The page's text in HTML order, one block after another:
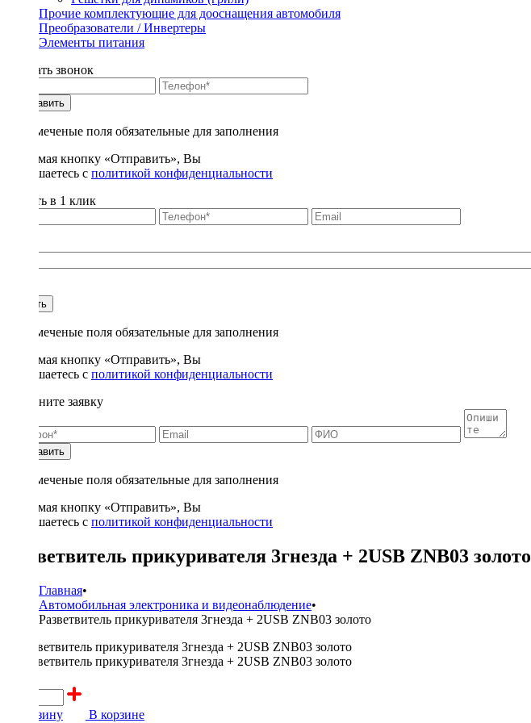
Прочие комплектующие для дооснащения автомобиля
Преобразователи / Инвертеры
Элементы питания
Заказать звонок
Отправить
* - отмеченые поля обязательные для заполнения
Нажимая кнопку «Отправить», Вы
соглашаетесь с политикой конфиденциальности
Купить в 1 клик
Купить
* - отмеченые поля обязательные для заполнения
Нажимая кнопку «Отправить», Вы
соглашаетесь с политикой конфиденциальности
Заполните заявку
Отправить
* - отмеченые поля обязательные для заполнения
Нажимая кнопку «Отправить», Вы
соглашаетесь с политикой конфиденциальности
Разветвитель прикуривателя 3гнезда + 2USB ZNB03 золото
Главная•
Автомобильная электроника и видеонаблюдение•
Разветвитель прикуривателя 3гнезда + 2USB ZNB03 золото
В корзину
В корзине